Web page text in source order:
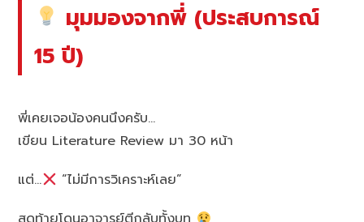
มุมมองจากพี่ (ประสบการณ์
15 ปี)
พี่เคยเจอน้องคนนึงครับ…
เขียน Literature Review มา 30 หน้า
แต่…
“ไม่มีการวิเคราะห์เลย”